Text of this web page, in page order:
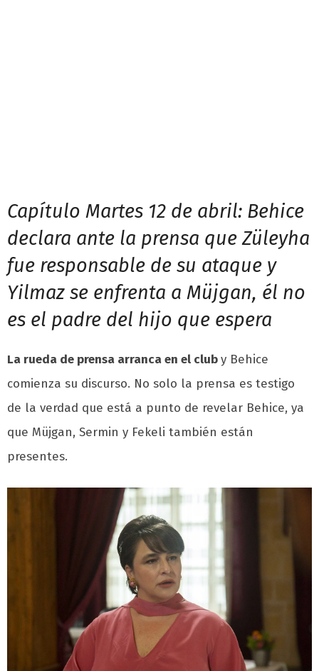
Capítulo Martes 12 de abril: Behice
declara ante la prensa que Züleyha
fue responsable de su ataque y
Yilmaz se enfrenta a Müjgan, él no
es el padre del hijo que espera
La rueda de prensa arranca en el cluby Behice
comienza su discurso. No solo la prensa es testigo
de la verdad que está a punto de revelar Behice, ya
que Müjgan, Sermin y Fekeli también están
presentes.